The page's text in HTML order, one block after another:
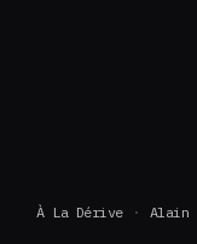
À La Dérive Alain